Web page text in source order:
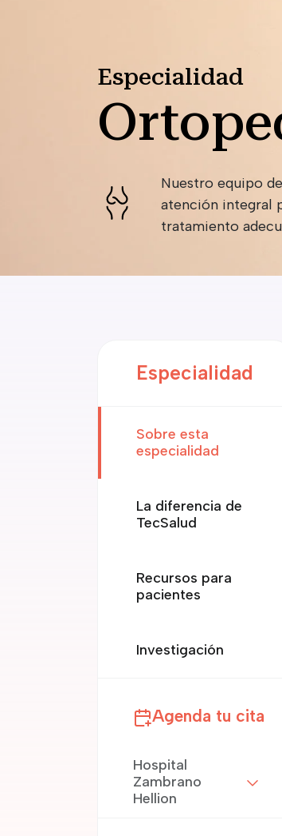
Especialidad
Nuestro equipo
atención integral
tratamiento
Especialidad
Sobre esta
especialidad
La diferencia de
TecSalud
Recursos para
pacientes
Investigación
Agenda tu cita
Hospital
Zambrano
Hellion